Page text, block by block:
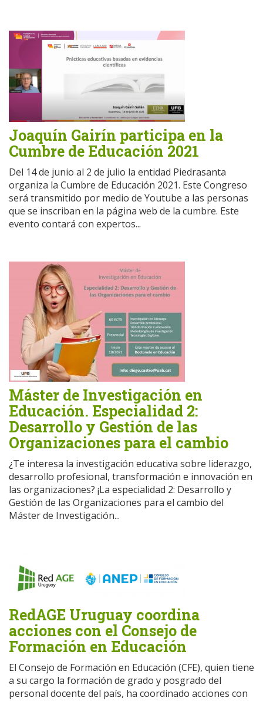
Joaquín Gairín participa en la
Cumbre de Educación 2021
Del 14 de junio al 2 de julio la entidad Piedrasanta
organiza la Cumbre de Educación 2021. Este Congreso
será transmitido por medio de Youtube a las personas
que se inscriban en la página web de la cumbre. Este
evento contará con expertos...
Máster de Investigación en
Educación. Especialidad 2:
Desarrollo y Gestión de las
Organizaciones para el cambio
¿Te interesa la investigación educativa sobre liderazgo,
desarrollo profesional, transformación e innovación en
las organizaciones? ¡La especialidad 2: Desarrollo y
Gestión de las Organizaciones para el cambio del
Máster de Investigación...
RedAGE Uruguay coordina
acciones con el Consejo de
Formación en Educación
El Consejo de Formación en Educación (CFE), quien tiene
a su cargo la formación de grado y posgrado del
personal docente del país, ha coordinado acciones con